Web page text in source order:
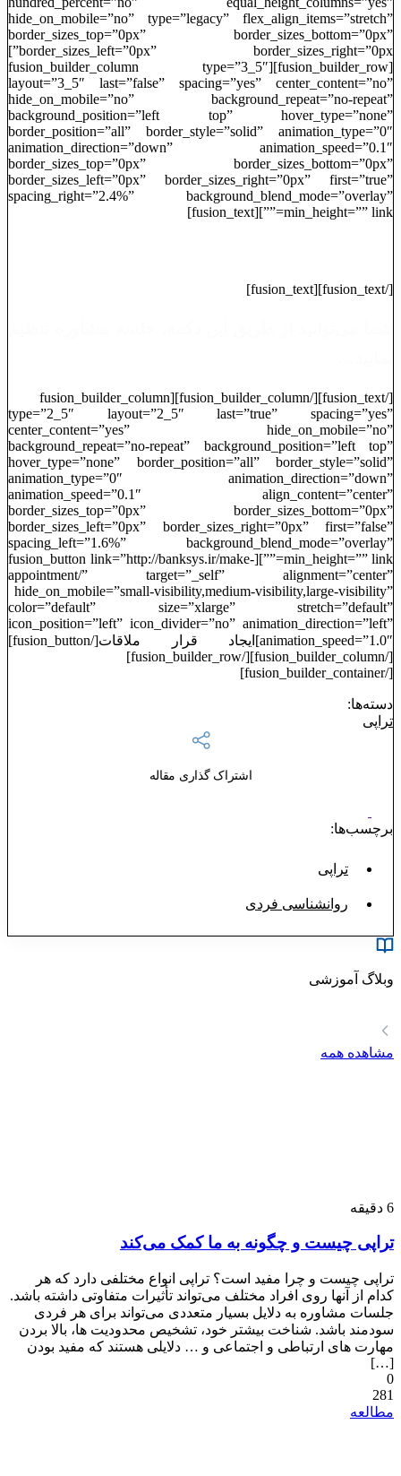
hide_on_mobile=”no” type=”legacy” flex_align_items=”stretch”
border_sizes_top=”0px” border_sizes_bottom=”0px”
border_sizes_left=”0px” border_sizes_right=”0px”]
[fusion_builder_row][fusion_builder_column type=”3_5″
layout=”3_5″ last=”false” spacing=”yes” center_content=”no”
hide_on_mobile=”no” background_repeat=”no-repeat”
background_position=”left top” hover_type=”none”
border_position=”all” border_style=”solid” animation_type=”0″
animation_direction=”down” animation_speed=”0.1″
border_sizes_top=”0px” border_sizes_bottom=”0px”
border_sizes_left=”0px” border_sizes_right=”0px” first=”true”
spacing_right=”2.4%” background_blend_mode=”overlay”
min_height=”” link=””][fusion_text]
[/fusion_text][fusion_text]
[/fusion_text][/fusion_builder_column][fusion_builder_column
type=”2_5″ layout=”2_5″ last=”true” spacing=”yes”
center_content=”yes” hide_on_mobile=”no”
background_repeat=”no-repeat” background_position=”left top”
hover_type=”none” border_position=”all” border_style=”solid”
animation_type=”0″ animation_direction=”down”
animation_speed=”0.1″ align_content=”center”
border_sizes_top=”0px” border_sizes_bottom=”0px”
border_sizes_left=”0px” border_sizes_right=”0px” first=”false”
spacing_left=”1.6%” background_blend_mode=”overlay”
min_height=”” link=””][fusion_button link=”http://banksys.ir/make-
appointment/” target=”_self” alignment=”center”
hide_on_mobile=”small-visibility,medium-visibility,large-visibility”
color=”default” size=”xlarge” stretch=”default”
icon_position=”left” icon_divider=”no” animation_direction=”left”
animation_speed=”1.0″]ایجاد قرار ملاقات[/fusion_button]
[/fusion_builder_column][/fusion_builder_row]
[/fusion_builder_container]
دسته‌ها:
تراپی
اشتراک گذاری مقاله
برچسب‌ها:
تراپی
روانشناسی فردی
وبلاگ آموزشی
مشاهده همه
6 دقیقه
تراپی چیست و چگونه به ما کمک می‌کند
تراپی چیست و چرا مفید است؟ تراپی انواع مختلفی دارد که هر
کدام از آنها روی افراد مختلف می‌تواند تأثیرات متفاوتی داشته باشد.
جلسات مشاوره به دلایل بسیار متعددی می‌تواند برای هر فردی
سودمند باشد. شناخت بیشتر خود، تشخیص محدودیت ها، بالا بردن
مهارت های ارتباطی و اجتماعی و … دلایلی هستند که مفید بودن
[…]
0
281
مطالعه